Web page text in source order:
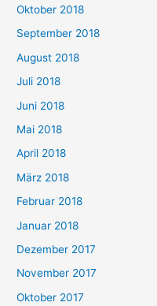
Oktober 2018
September 2018
August 2018
Juli 2018
Juni 2018
Mai 2018
April 2018
März 2018
Februar 2018
Januar 2018
Dezember 2017
November 2017
Oktober 2017